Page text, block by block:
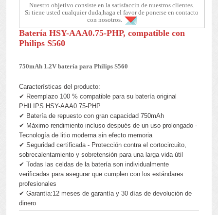
Nuestro objetivo consiste en la satisfaccin de nuestros clientes.
Si tiene usted cualquier duda,haga el favor de ponerse en contacto
con nosotros.
Batería HSY-AAA0.75-PHP, compatible con
Philips S560
750mAh 1.2V batería para Philips S560
Características del producto:
✔ Reemplazo 100 % compatible para su batería original
PHILIPS HSY-AAA0.75-PHP
✔ Batería de repuesto con gran capacidad 750mAh
✔ Máximo rendimiento incluso después de un uso prolongado -
Tecnología de litio moderna sin efecto memoria
✔ Seguridad certificada - Protección contra el cortocircuito,
sobrecalentamiento y sobretensión para una larga vida útil
✔ Todas las celdas de la batería son individualmente
verificadas para asegurar que cumplen con los estándares
profesionales
✔ Garantía:12 meses de garantía y 30 días de devolución de
dinero